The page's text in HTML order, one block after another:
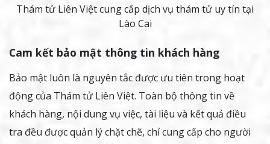
Thám tử Liên Việt cung cấp dịch vụ thám tử uy tín tại
Lào Cai
Cam kết bảo mật thông tin khách hàng
Bảo mật luôn là nguyên tắc được ưu tiên trong hoạt
động của Thám tử Liên Việt. Toàn bộ thông tin về
khách hàng, nội dung vụ việc, tài liệu và kết quả điều
tra đều được quản lý chặt chẽ, chỉ cung cấp cho người